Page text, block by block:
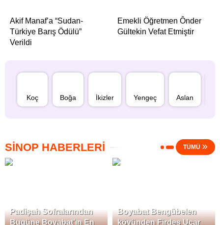
Akif Manaf’a “Sudan-
Türkiye Barış Ödülü”
Verildi
Emekli Öğretmen Ônder
Gültekin Vefat Etmiştir
Koç Boğa İkizler Yengeç Aslan
SİNOP HABERLERİ TÜMÜ
Padişah Sofralarından
Bugüne Boyabat’ın En
Boyabat Bengübelen
köyünden Firdes Uçar
Bitlis
Çanakkale
Denizli
Diyarbakır
Elazığ